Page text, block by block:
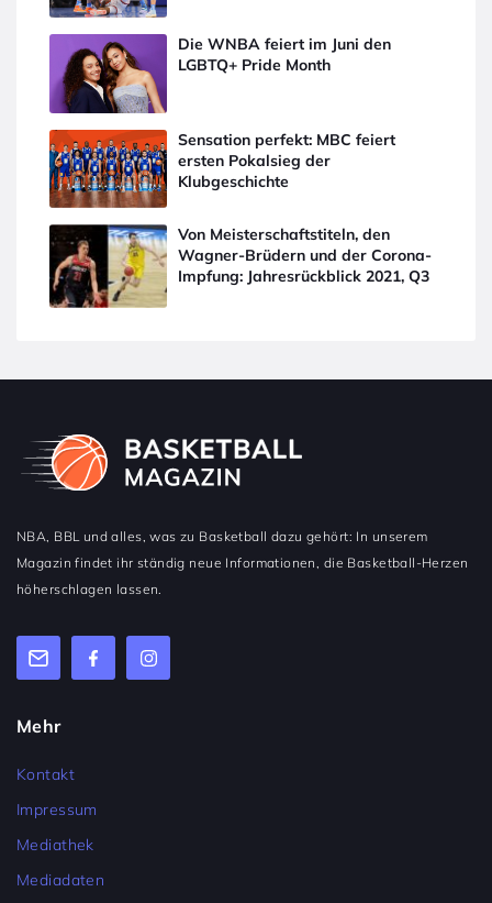
Die WNBA feiert im Juni den
LGBTQ+ Pride Month
Sensation perfekt: MBC feiert
ersten Pokalsieg der
Klubgeschichte
Von Meisterschaftstiteln, den
Wagner-Brüdern und der Corona-
Impfung: Jahresrückblick 2021, Q3
NBA, BBL und alles, was zu Basketball dazu gehört: In unserem
Magazin findet ihr ständig neue Informationen, die Basketball-Herzen
höherschlagen lassen.
Mehr
Kontakt
Impressum
Mediathek
Mediadaten